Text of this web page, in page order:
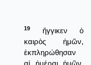
19
ἤγγικεν ὁ
καιρὸς ἡμῶν,
ἐκπληρώθησαν
αἱ ἡμέραι ἡμῶν,